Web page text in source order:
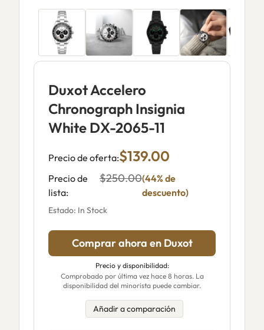
Duxot Accelero
Chronograph Insignia
White DX-2065-11
Precio de oferta:$139.00
Precio de
lista:
$250.00(44% de
descuento)
Estado: In Stock
Comprar ahora en Duxot
Precio y disponibilidad:
Comprobado por última vez hace 8 horas. La
disponibilidad del minorista puede cambiar.
Añadir a comparación